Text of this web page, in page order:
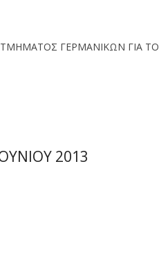
ΓΕΡΜΑΝΙΚΩΝ ΓΙΑ ΤΟ
2013